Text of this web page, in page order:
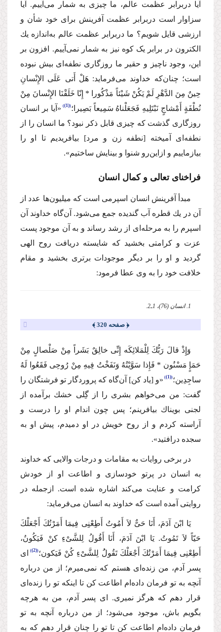
آیا دربرابر عظمت عالم، ما چیزی به ‌شمار می‌آییم. آیا
سزاوار است دربرابر عظمت آفرینش برای خود شأن و
ارزشی قایل شویم؟ ما دربرابر عظمت عالم به‌اندازه یك
الكترون در برابر یک کوه نیز به‌ شمار نمی‌آییم. افزون بر
این، وجود ناچیز و حقیر ما روزگاری نطفه‌ای بیش نبوده
است؛ چنان‌كه خداوند می‌فرماید:هَلْ أَتی عَلَی الإِنْسانِ
حِینٌ مِنَ الدَّهْرِ لَمْ یَكُنْ شَیْئاً مَذْكُورا * إِنّا خَلَقْنَا الإِنْسانَ مِنْ
نُطْفَةٍ أَمْشاجٍ نَبْتَلِیهِ فَجَعَلْناهُ سَمِیعاً بَصِیرا؛ (1)
«آیا بر انسان
روزگاری گذشت كه چیزی قابل ذكر نبود؟ ما انسان را از
نطفه‌ای آمیخته [نطفه زن و مرد] بیافریدیم تا او را
بیازماییم و ازاین‌رو شنوا و بینایش ساختیم».
فراخنای تعالی و كمال انسان
مبدأ آفرینش انسان اسپرمی است كه میلیون‌ها عدد از
آن در یك قطره آب گندیده جمع می‌شود. آن‌گاه خداوند آن
اسپرم را به مرحله‌ای از رشد رساند و به آن موجود پست
عزت و كرامتی بخشید كه شایسته دریافت روح الهی
گردید و او را بر دیگر موجودات برتری بخشید و مقام
خلافت خود را به وی عطا فرمود:
1. انسان (76)، 1ـ2.
﴿ صفحه 320 ﴾
وَإِذْ قالَ رَبُّكَ لِلْمَلائِكَه إِنِّی خالِقٌ بَشَراً مِنْ صَلْصالٍ مِنْ
حَمَإٍ مَسْنُون * فَإِذا سَوَّیْتُهُ وَنَفَخْتُ فِیهِ مِنْ رُوحِی فَقَعُوا لَهُ
ساجِدِین؛ (1)
«و [یاد كن] آن‌گاه كه پروردگار تو فرشتگان را
گفت: من می‌خواهم بشری را از گِلی خشك برآمده از
لجنی بویناك بیافرینم؛ پس چون اندام او را درست و
آراسته كردم و از روح خویش در او دمیدم، پیش او به
سجده درافتید».
در برخی روایات به مقامات و درجات والایی كه خداوند
به انسان در پرتو خودسازی و اطاعت او از خودش
كرامت و عنایت می‌كند اشاره شده است. ازجمله‌ در
روایتی آمده است كه خداوند به انسان می‌فرماید:
یَا ابْنَ آدَمَ، أَنَا حَیٌّ لاَ أَمُوتُ أَطِِعْنِِی فِیمَا أَمَرْتُكَ أَجْعَلْكَ
حَیّاً لاَ تَمُوتُ. یَا ابْنَ آدَمَ، أَنَا أَقُولُ لِلشَّیْءِ كنْ فَیَكُونُ،
أَطِعْنِی فِیمَا أَمَرْتُكَ أَجْعَلْكَ تَقُولَُ لِلشَّیْءِ كُنْ فَیَكون؛ (2)
ای
پسر آدم، من زنده‌ای هستم كه نمی‌میرم؛ از من درباره
آنچه به تو فرمان داده‌ام اطاعت كن تا اینكه تو را زنده‌ای
قرار دهم كه هرگز نمیری. ای پسر آدم، من به هرچه
بگویم باش، موجود می‌شود؛ از من درباره آنچه به تو
فرمان داده‌ام اطاعت كن تا تو را چنان قرار دهم كه به